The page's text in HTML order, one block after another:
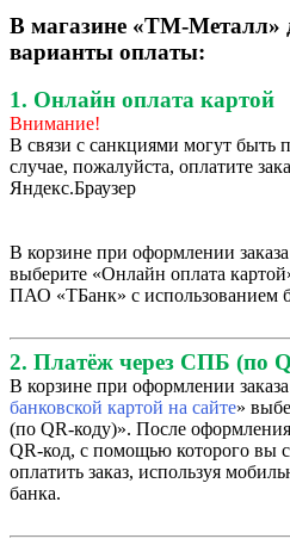
В магазине «ТМ-Металл»
варианты оплаты:
1. Онлайн оплата картой
Внимание!
В связи с санкциями могут быть
случае, пожалуйста, оплатите
Яндекс.Браузер
В корзине при оформлении
выберите «Онлайн оплата
ПАО «ТБанк» с использованием
2. Платёж через СПБ (по
В корзине при оформлении
банковской картой на сайте»
(по QR-коду)». После оформления
QR-код, с помощью которого вы
оплатить заказ, используя
банка.